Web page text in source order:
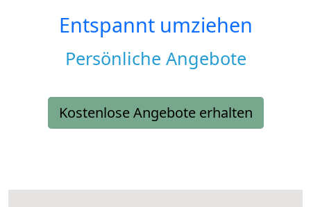
Entspannt umziehen
Persönliche Angebote
Kostenlose Angebote erhalten